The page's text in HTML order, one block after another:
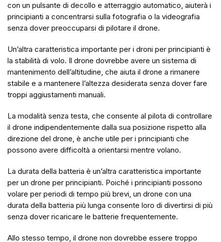
con un pulsante di decollo e atterraggio automatico, aiuterà i
principianti a concentrarsi sulla fotografia o la videografia
senza dover preoccuparsi di pilotare il drone.
Un’altra caratteristica importante per i droni per principianti è
la stabilità di volo. Il drone dovrebbe avere un sistema di
mantenimento dell’altitudine, che aiuta il drone a rimanere
stabile e a mantenere l’altezza desiderata senza dover fare
troppi aggiustamenti manuali.
La modalità senza testa, che consente al pilota di controllare
il drone indipendentemente dalla sua posizione rispetto alla
direzione del drone, è anche utile per i principianti che
possono avere difficoltà a orientarsi mentre volano.
La durata della batteria è un’altra caratteristica importante
per un drone per principianti. Poiché i principianti possono
volare per periodi di tempo più brevi, un drone con una
durata della batteria più lunga consente loro di divertirsi di più
senza dover ricaricare le batterie frequentemente.
Allo stesso tempo, il drone non dovrebbe essere troppo